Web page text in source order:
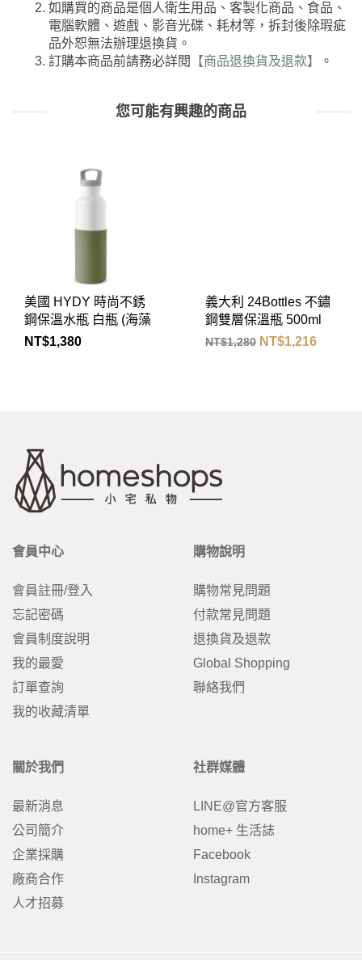
如購買的商品是個人衛生用品、客製化商品、食品、
電腦軟體、遊戲、影音光碟、耗材等，拆封後除瑕疵
品外恕無法辦理退換貨。
訂購本商品前請務必詳閱
【商品退換貨及退款】 。
您可能有興趣的商品
美國 HYDY 時尚不銹
鋼保溫水瓶 白瓶 (海藻
綠)
NT$1,380
義大利 24Bottles 不鏽
鋼雙層保溫瓶 500ml
(天空藍)
NT$1,280 NT$1,216
會員中心
會員註冊/登入
忘記密碼
會員制度說明
我的最愛
訂單查詢
我的收藏清單
購物說明
購物常見問題
付款常見問題
退換貨及退款
Global Shopping
聯絡我們
關於我們
最新消息
公司簡介
企業採購
廠商合作
人才招募
社群媒體
LINE@官方客服
home+ 生活誌
Facebook
Instagram